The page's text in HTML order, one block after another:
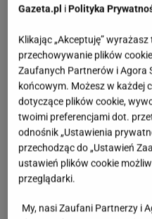
wydatek, który
botkami, wykonanymi z
zamszu, co widać na
słynie z wytrzymałości,
sezon, tylko para, która
w roku.
Gazeta.pl iPolityka
Klikając „Akceptuję”
przechowywanie plików
Zaufanych Partnerów i Agora
końcowym. Możesz w każdej
dotyczące plików cookie,
twoimi preferencjami dot.
odnośnik „Ustawienia
przechodząc do „Ustawień
ustawień plików cookie
przeglądarki.
My, nasi Zaufani Partnerzy i